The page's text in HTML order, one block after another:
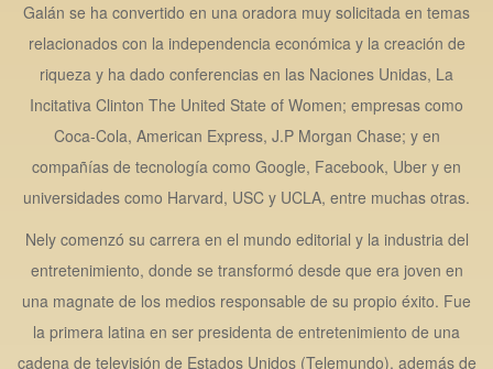
Galán se ha convertido en una oradora muy solicitada en temas
relacionados con la independencia económica y la creación de
riqueza y ha dado conferencias en las Naciones Unidas, La
Incitativa Clinton The United State of Women; empresas como
Coca-Cola, American Express, J.P Morgan Chase; y en
compañías de tecnología como Google, Facebook, Uber y en
universidades como Harvard, USC y UCLA, entre muchas otras.
Nely comenzó su carrera en el mundo editorial y la industria del
entretenimiento, donde se transformó desde que era joven en
una magnate de los medios responsable de su propio éxito. Fue
la primera latina en ser presidenta de entretenimiento de una
cadena de televisión de Estados Unidos (Telemundo), además de